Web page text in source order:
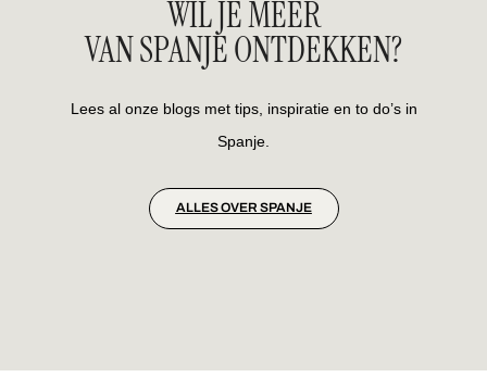
WIL JE MEER
VAN SPANJE ONTDEKKEN?
Lees al onze blogs met tips, inspiratie en to do’s in
Spanje.
ALLES OVER SPANJE